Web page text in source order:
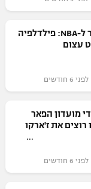
קמרון פיין חוזר ל-NBA: פילדלפיה
עצום
מועדון הפאר
רוצים את ז'ארקו